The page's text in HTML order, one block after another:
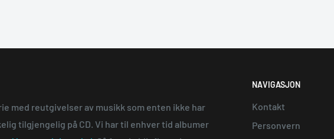
med reutgivelser av musikk som enten ikke har
tilgjengelig på CD. Vi har til enhver tid albumer
NAVIGASJON
Kontakt
Personvern